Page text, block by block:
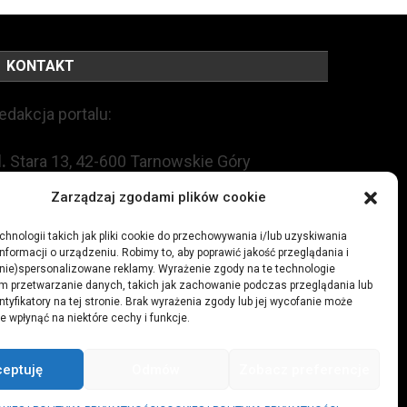
Zarządzaj zgodami plików cookie
takich jak pliki cookie do przechowywania i/lub uzyskiwania
o urządzeniu. Robimy to, aby poprawić jakość przeglądania i
reklamy. Wyrażenie zgody na te technologie
przetwarzanie danych, takich jak zachowanie podczas przeglądania lub
na tej stronie. Brak wyrażenia zgody lub jej wycofanie może
wpłynąć na niektóre cechy i funkcje.
KONTAKT
portalu:
Stara 13, 42-600 Tarnowskie Góry
+48 509 547 822
redakcja@czytamiwiem.pl
biuro@czytamiwiem.pl